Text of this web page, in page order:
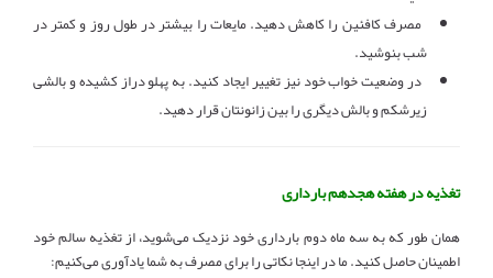
مصرف کافئین را کاهش دهید. مایعات را بیشتر در طول روز و کمتر در
شب بنوشید.
در وضعیت خواب خود نیز تغییر ایجاد کنید. به پهلو دراز کشیده و بالشی
زیرشکم و بالش دیگری را بین زانونتان قرار دهید.
تغذیه در هفته هجدهم بارداری
همان طور که به سه ماه دوم بارداری خود نزدیک می‌شوید، از تغذیه سالم خود
اطمینان حاصل کنید. ما در اینجا نکاتی را برای مصرف به شما یادآوری می‌کنیم: